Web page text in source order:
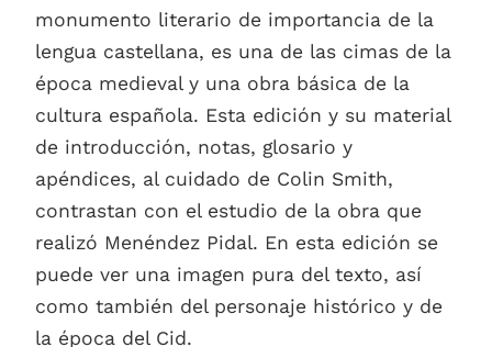
monumento literario de importancia de la
lengua castellana, es una de las cimas de la
época medieval y una obra básica de la
cultura española. Esta edición y su material
de introducción, notas, glosario y
apéndices, al cuidado de Colin Smith,
contrastan con el estudio de la obra que
realizó Menéndez Pidal. En esta edición se
puede ver una imagen pura del texto, así
como también del personaje histórico y de
la época del Cid.